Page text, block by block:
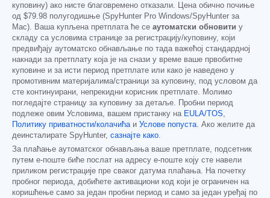
куповину) ако нисте благовремено отказали. Цена обично почиње
од $79.98 полугодишње (SpyHunter Pro Windows/SpyHunter за
Mac). Ваша купљена претплата ће се аутоматски обновити у
складу са условима странице за регистрацију/куповину, који
предвиђају аутоматско обнављање по тада важећој стандардној
накнади за претплату која је на снази у време ваше првобитне
куповине и за исти период претплате или како је наведено у
промотивним материјалима/страници за куповину, под условом да
сте континуирани, непрекидни корисник претплате. Молимо
погледајте страницу за куповину за детаље. Пробни период
подлеже овим Условима, вашем пристанку на EULA/TOS,
Политику приватности/колачићаи Услове попуста. Ако желите да
деинсталирате SpyHunter, сазнајте како.
За плаћање аутоматског обнављања ваше претплате, подсетник
путем е-поште биће послат на адресу е-поште коју сте навели
приликом регистрације пре сваког датума плаћања. На почетку
пробног периода, добићете активациони код који је ограничен на
коришћење само за један пробни период и само за један уређај по